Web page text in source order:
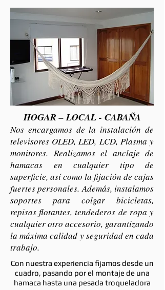
HOGAR – LOCAL - CABAÑA
Nos encargamos de la instalación de
televisores OLED, LED, LCD, Plasma y
monitores. Realizamos el anclaje de
hamacas en cualquier tipo de
superficie, así como la fijación de cajas
fuertes personales. Además, instalamos
soportes para colgar bicicletas,
repisas flotantes, tendederos de ropa y
cualquier otro accesorio, garantizando
la máxima calidad y seguridad en cada
trabajo.
Con nuestra experiencia fijamos desde un
cuadro, pasando por el montaje de una
hamaca hasta una pesada troqueladora